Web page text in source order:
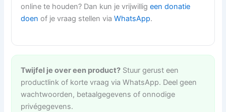
online te houden? Dan kun je vrijwilligeen donatie
doen of je vraag stellen viaWhatsApp.
Twijfel je over een product? Stuur gerust een
productlink of korte vraag via WhatsApp. Deel geen
wachtwoorden, betaalgegevens of onnodige
privégegevens.